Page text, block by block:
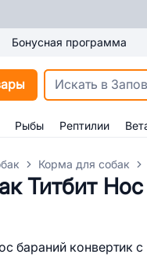
Бонусная программа
Рыбы Рептилии
Корма для собак
Титбит